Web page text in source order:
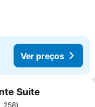
Ver preços
favoritos
Suite
258